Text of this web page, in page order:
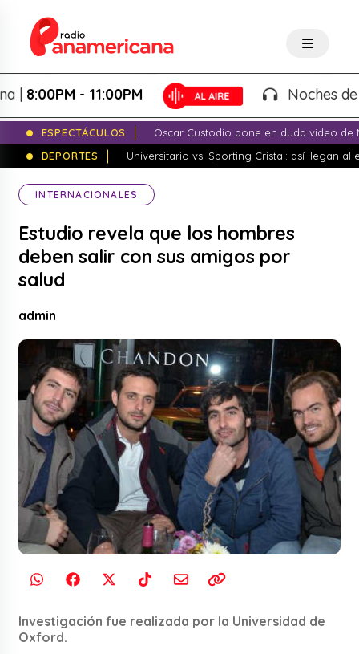
- 11:00PM Noches de
ESPECTÁCULOS
Óscar Custodio pone en duda video de
DEPORTES
Universitario vs. Sporting Cristal: así llegan al
INTERNACIONALES
Estudio revela que los hombres
deben salir con sus amigos por
salud
admin
Investigación fue realizada por la Universidad de
Oxford.